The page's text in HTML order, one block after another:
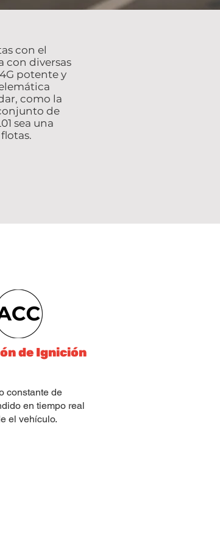
con el
con diversas
potente y
como la
de
sea una
de Ignición
constante de
en tiempo real
el vehículo.